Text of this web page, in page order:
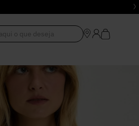
o que deseja
Roupas